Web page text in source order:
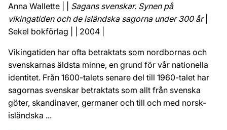
Anna Wallette | | Sagans svenskar. Synen på
vikingatiden och de isländska sagorna under 300 år|
Sekel bokförlag | | 2004 |
Vikingatiden har ofta betraktats som nordbornas och
svenskarnas äldsta minne, en grund för vår nationella
identitet. Från 1600-talets senare del till 1960-talet har
sagornas svenskar betraktats som allt från svenska
göter, skandinaver, germaner och till och med norsk-
isländska ...